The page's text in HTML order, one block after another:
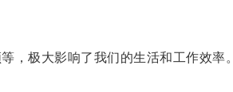
极大影响了我们的生活和工作效率。